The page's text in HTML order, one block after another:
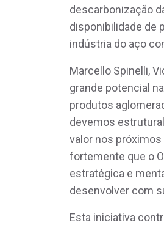
descarbonização
disponibilidade de
indústria do aço
Marcello Spinelli,
grande potencial
produtos
devemos
valor nos
fortemente que o
estratégica e
desenvolver com
Esta iniciativa